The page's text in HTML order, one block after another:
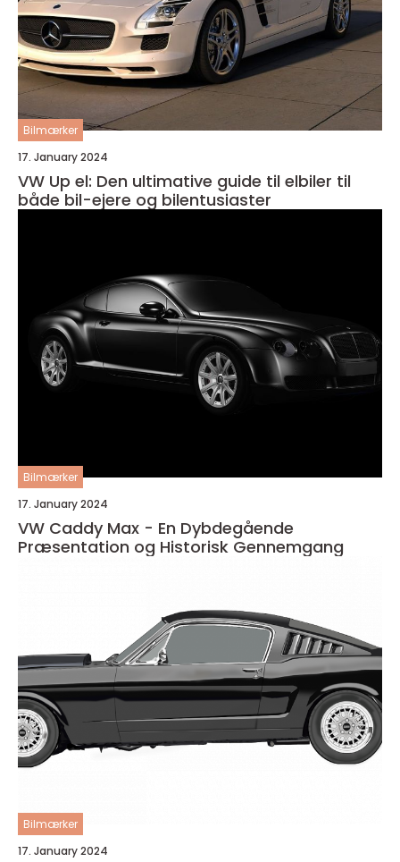
Bilmærker
17. January 2024
VW Up el: Den ultimative guide til elbiler til
både bil-ejere og bilentusiaster
Bilmærker
17. January 2024
VW Caddy Max - En Dybdegående
Præsentation og Historisk Gennemgang
Bilmærker
17. January 2024